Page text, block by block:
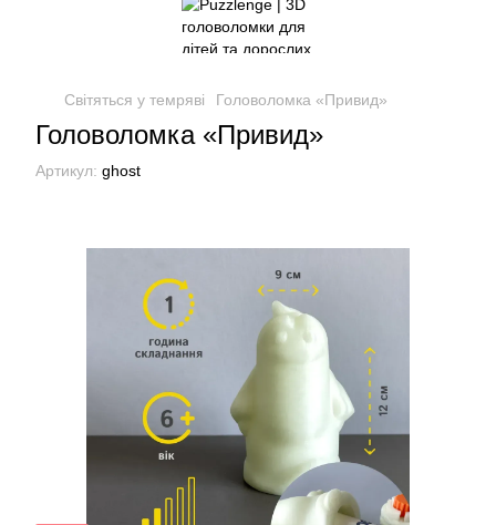
Світяться у темряві Головоломка «Привид»
Головоломка «Привид»
Артикул: ghost